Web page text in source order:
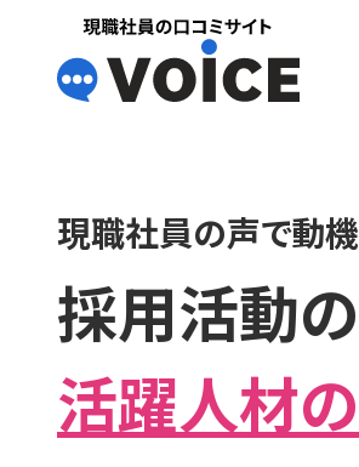
現職社員の声で動
採用活動
活躍人材